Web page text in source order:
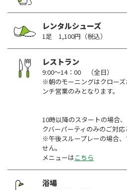
レンタルシューズ
1足 1,100円（税込）
レストラン
9:00～14：00 （全日）
※朝のモーニングはクロー
ンチ営業のみとなります。
10時以降のスタートの場合
クバーパーティのみのご対応
※午後スループレーの場合
せん。
メニューはこちら
浴場